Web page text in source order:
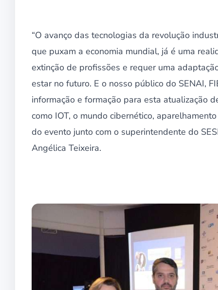
“O avanço das tecnologias da revolução
que puxam a economia mundial, já é uma
extinção de profissões e requer uma
estar no futuro. E o nosso público do SENAI,
informação e formação para esta atualização
como IOT, o mundo cibernético,
do evento junto com o superintendente do
Angélica Teixeira.